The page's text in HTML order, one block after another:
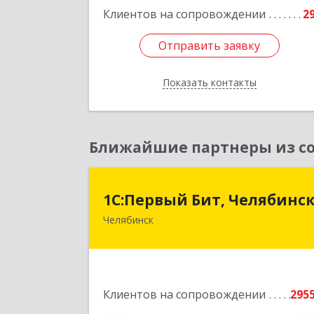
Клиентов на сопровождении
Отправить заявку
Показать контакты
Отправить заявку
Назад
Ближайшие партнеры из
1С:Первый Бит, Челябинск
Челябинск
Клиентов на сопровождении
1С:Первый Бит, Челябинск
454084, Челябинская обл, Челябинск г,